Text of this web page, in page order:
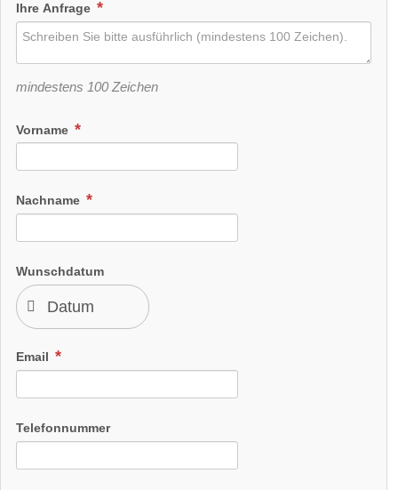
Ihre Anfrage
mindestens 100 Zeichen
Vorname
Nachname
Wunschdatum
Email
Telefonnummer